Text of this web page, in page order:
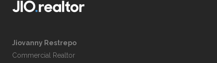
Jiovanny Restrepo
Commercial Realtor